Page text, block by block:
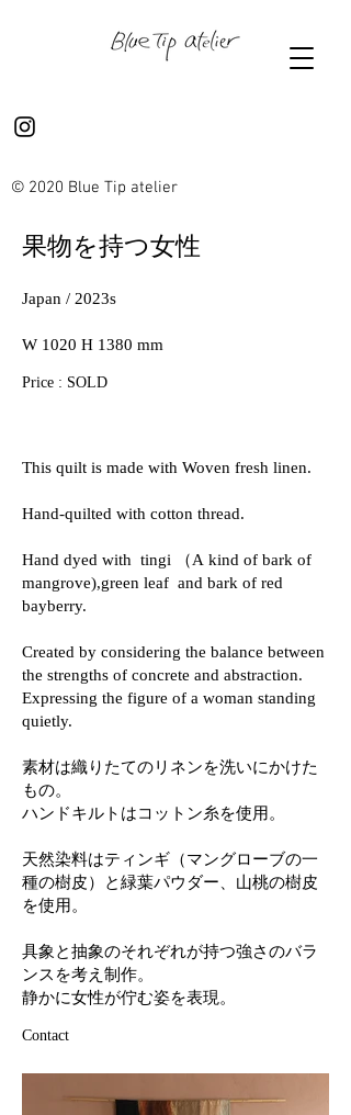
© 2020 Blue Tip atelier
果物を持つ女性
Japan / 2023s
W 1020 H 1380 mm
Price : SOLD
This quilt is made with Woven fresh linen.
Hand-quilted with cotton thread.
Hand dyed with tingi （A kind of bark of
mangrove),green leaf and bark of red
bayberry.
Created by considering the balance between
the strengths of concrete and abstraction.
Expressing the figure of a woman standing
quietly.
素材は織りたてのリネンを洗いにかけた
もの。
ハンドキルトはコットン糸を使用。
天然染料はティンギ（マングローブの一
種の樹皮）と緑葉パウダー、山桃の樹皮
を使用。
具象と抽象のそれぞれが持つ強さのバラ
ンスを考え制作。
静かに女性が佇む姿を表現。
Contact